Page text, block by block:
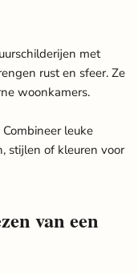
met
rust en sfeer. Ze
woonkamers.
Combineer leuke
stijlen of kleuren voor
van een